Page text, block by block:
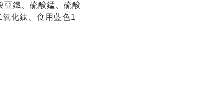
亞鐵、硫酸錳、硫酸
化鈦、食用藍色1